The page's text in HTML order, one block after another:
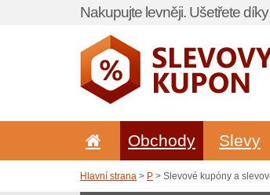
Nakupujte levněji. Ušetřete
Obchody Slevy
Hlavní strana > P > Slevové kupóny a